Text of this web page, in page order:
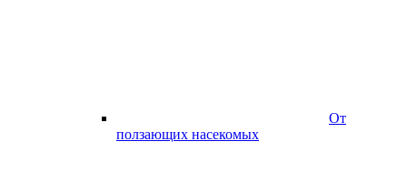
От
ползающих насекомых